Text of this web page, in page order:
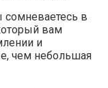
сомневаетесь в
вам
и
чем небольшая